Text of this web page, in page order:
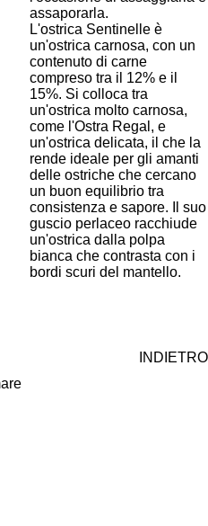
assaporarla.
L'ostrica Sentinelle è
un'ostrica carnosa, con un
contenuto di carne
compreso tra il 12% e il
15%. Si colloca tra
un'ostrica molto carnosa,
come l'Ostra Regal, e
un'ostrica delicata, il che la
rende ideale per gli amanti
delle ostriche che cercano
un buon equilibrio tra
consistenza e sapore. Il suo
guscio perlaceo racchiude
un'ostrica dalla polpa
bianca che contrasta con i
bordi scuri del mantello.
INDIETRO